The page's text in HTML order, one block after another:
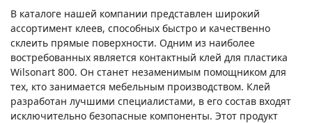
В каталоге нашей компании представлен широкий
ассортимент клеев, способных быстро и качественно
склеить прямые поверхности. Одним из наиболее
востребованных является контактный клей для пластика
Wilsonart 800. Он станет незаменимым помощником для
тех, кто занимается мебельным производством. Клей
разработан лучшими специалистами, в его состав входят
исключительно безопасные компоненты. Этот продукт